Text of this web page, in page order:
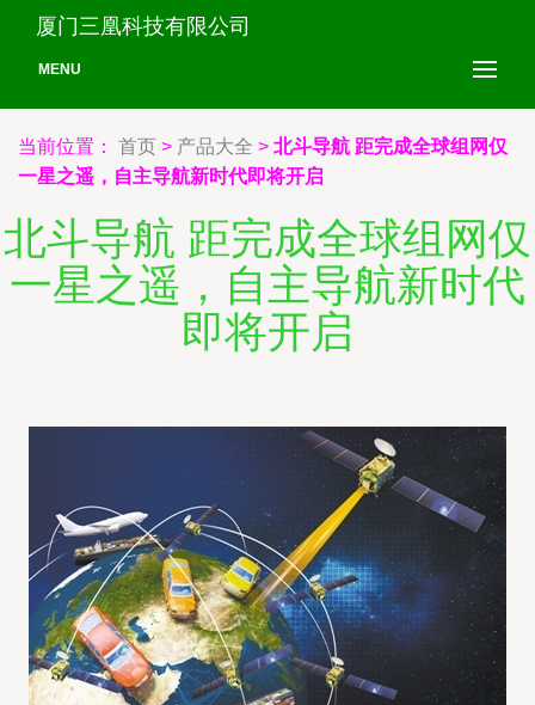
厦门三凰科技有限公司
MENU
当前位置： 首页 > 产品大全 > 北斗导航 距完成全球组网仅
一星之遥，自主导航新时代即将开启
北斗导航 距完成全球组网仅
一星之遥，自主导航新时代
即将开启